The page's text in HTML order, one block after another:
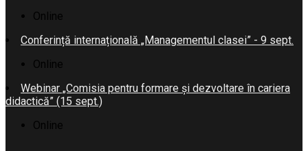
Online
Conferință internațională „Managementul clasei” - 9 sept.
Online
Webinar „Comisia pentru formare și dezvoltare în cariera
didactică” (15 sept.)
Online